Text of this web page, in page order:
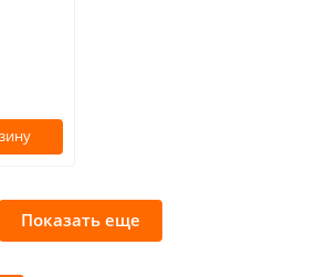
Показать еще